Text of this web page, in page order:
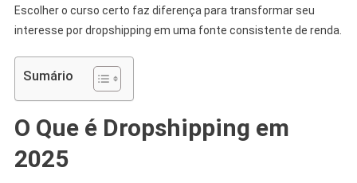
Escolher o curso certo faz diferença para transformar seu
interesse por dropshipping em uma fonte consistente de renda.
Sumário
O Que é Dropshipping em
2025